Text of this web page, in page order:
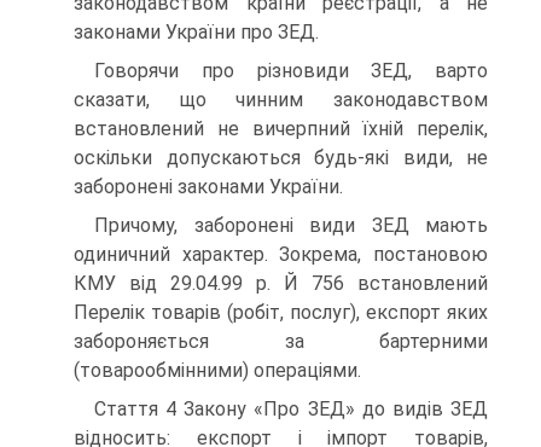
законами України про ЗЕД.
Говорячи про різновиди ЗЕД, варто
сказати, що чинним за­конодавством
встановлений не вичерпний їхній перелік,
оскільки допускаються будь-які види, не
заборонені законами України.
Причому, заборонені види ЗЕД мають
одиничний характер. Зо­крема, постановою
КМУ від 29.04.99 р. Й 756 встановлений
Перелік товарів (робіт, послуг), експорт яких
забороняється за бартерними
(товарообмінними) операціями.
Стаття 4 Закону «Про ЗЕД» до видів ЗЕД
відносить: експорт і імпорт товарів,